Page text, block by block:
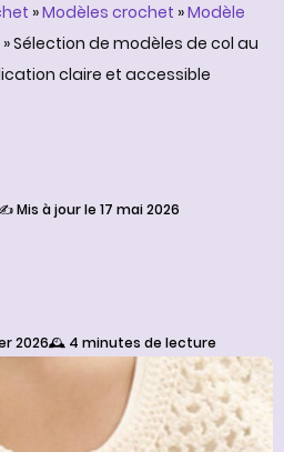
»Modèles crochet »Modèle
»Sélection de modèles de col au
claire et accessible
✍️ Mis à jour le 17 mai 2026
2026🕰️ 4 minutes de lecture